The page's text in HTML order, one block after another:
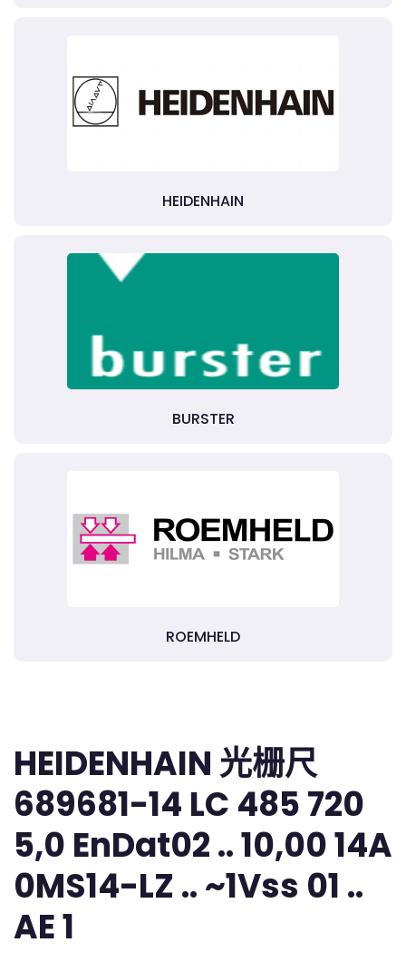
HEIDENHAIN
BURSTER
ROEMHELD
HEIDENHAIN 光栅尺
689681-14 LC 485 720
5,0 EnDat02 .. 10,00 14A
0MS14-LZ .. ~1Vss 01 ..
AE 1